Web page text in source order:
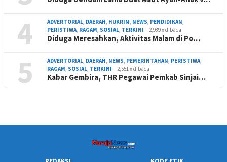
4 ADVERTORIAL, DAERAH, HUKRIM, NEWS, PENDIDIKAN,
PERISTIWA, RAGAM, SOSIAL, TERKINI 2,989 x dibaca
Diduga Meresahkan, Aktivitas Malam di Po…
5 ADVERTORIAL, DAERAH, NEWS, PEMERINTAHAN, PERISTIWA,
RAGAM, SOSIAL, TERKINI 2,551 x dibaca
Kabar Gembira, THR Pegawai Pemkab Sinjai…